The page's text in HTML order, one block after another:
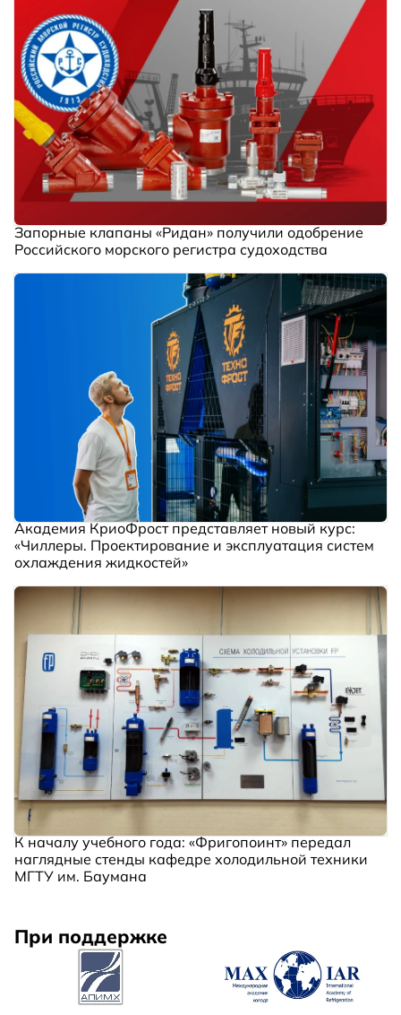
Запорные клапаны «Ридан» получили одобрение
Российского морского регистра судоходства
Академия КриоФрост представляет новый курс:
«Чиллеры. Проектирование и эксплуатация систем
охлаждения жидкостей»
К началу учебного года: «Фригопоинт» передал
наглядные стенды кафедре холодильной техники
МГТУ им. Баумана
При поддержке